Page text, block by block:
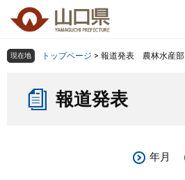
の
ー
組織で探す
Other Languages
現在地 トップページ > 報道発表 農林水産部
報道発表
年月